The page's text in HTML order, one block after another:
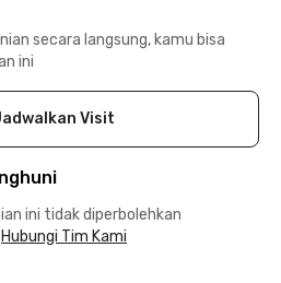
secara langsung, kamu bisa
ini
Visit
ini tidak diperbolehkan
Hubungi Tim Kami